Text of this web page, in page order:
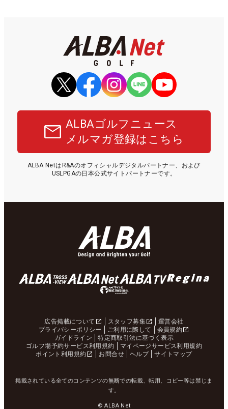
ALBAゴルフニュース
メルマガ登録はこちら
ALBA NetはR&Aのオフィシャルデジタルパートナー、および
USLPGAの日本公式サイトパートナーです。
広告掲載について スタッフ募集
運営会社
プライバシーポリシー
ご利用に際して
会員規約
ガイドライン
特定商取引法に基づく表示
ゴルフ場予約サービス利用規約
マイページサービス利用規約
ポイント利用規約
お問合せ ヘルプ サイトマップ
掲載されている全てのコンテンツの無断での転載、転用、コピー等は禁じま
す。
© ALBA Net